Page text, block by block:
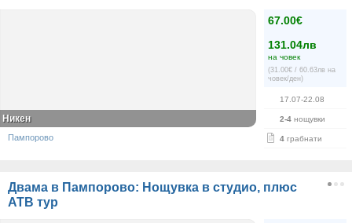
67.00€
131.04лв
на човек
(31.00€ / 60.63лв на
човек/ден)
17.07-22.08
2-4 нощувки
4 грабнати
Никен
Пампорово
Двама в Пампорово: Нощувка в студио, плюс
АТВ тур